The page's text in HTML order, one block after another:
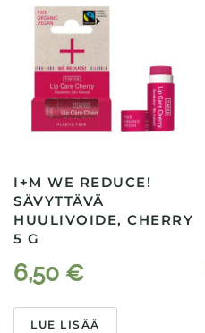
I+M WE REDUCE!
SÄVYTTÄVÄ
HUULIVOIDE, CHERRY
5 G
6,50 €
LUE LISÄÄ